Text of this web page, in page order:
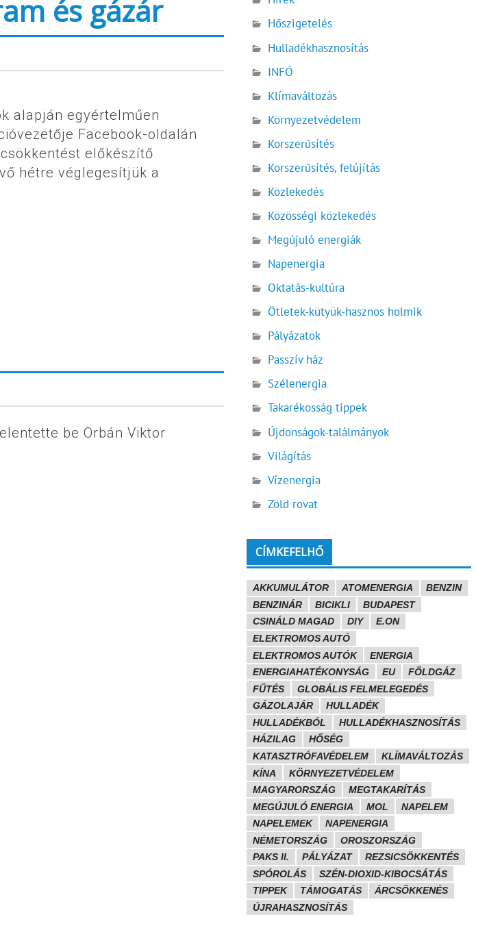
és gázár
alapján egyértelműen
Facebook-oldalán
előkészítő
hétre véglegesítjük a
be Orbán Viktor
Hőszigetelés
Hulladékhasznosítás
INFÓ
Klímaváltozás
Környezetvédelem
Korszerűsítés
Korszerűsítés, felújítás
Közlekedés
Közösségi közlekedés
Megújuló energiák
Napenergia
Oktatás-kultúra
Ötletek-kütyük-hasznos holmik
Pályázatok
Passzív ház
Szélenergia
Takarékosság tippek
Újdonságok-találmányok
Világítás
Vízenergia
Zöld rovat
CÍMKEFELHŐ
AKKUMULÁTOR ATOMENERGIA
BENZIN
BENZINÁR
BICIKLI
BUDAPEST
CSINÁLD MAGAD
DIY
E.ON
ELEKTROMOS AUTÓ
ELEKTROMOS AUTÓK
ENERGIA
ENERGIAHATÉKONYSÁG
EU
FÖLDGÁZ
FŰTÉS
GLOBÁLIS FELMELEGEDÉS
GÁZOLAJÁR
HULLADÉK
HULLADÉKBÓL
HULLADÉKHASZNOSÍTÁS
HÁZILAG
HŐSÉG
KATASZTRÓFAVÉDELEM
KLÍMAVÁLTOZÁS
KÍNA
KÖRNYEZETVÉDELEM
MAGYARORSZÁG
MEGTAKARÍTÁS
MEGÚJULÓ ENERGIA
MOL
NAPELEM
NAPELEMEK
NAPENERGIA
NÉMETORSZÁG
OROSZORSZÁG
PAKS II.
PÁLYÁZAT
REZSICSÖKKENTÉS
SPÓROLÁS
SZÉN-DIOXID-KIBOCSÁTÁS
TIPPEK
TÁMOGATÁS
ÁRCSÖKKENÉS
ÚJRAHASZNOSÍTÁS